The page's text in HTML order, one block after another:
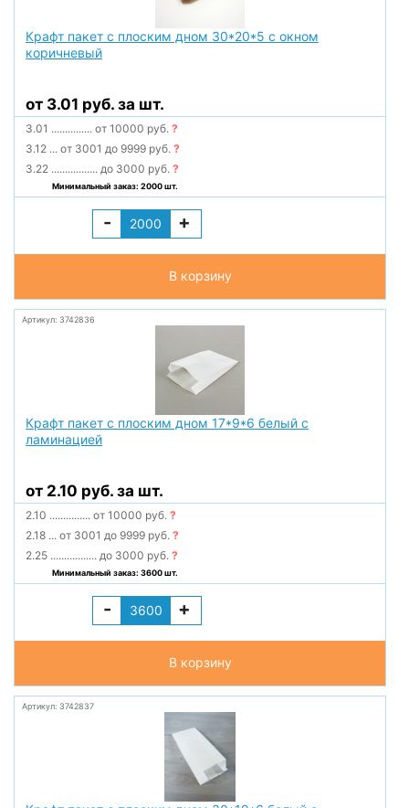
Крафт пакет с плоским дном 30*20*5 с окном
коричневый
от 3.01 руб. за шт.
3.01 ............... от 10000 руб.?
3.12 ... от 3001 до 9999 руб.?
3.22 ................. до 3000 руб.?
Минимальный заказ: 2000 шт.
- +
В корзину
Артикул: 3742836
Крафт пакет с плоским дном 17*9*6 белый с
ламинацией
от 2.10 руб. за шт.
2.10 ............... от 10000 руб.?
2.18 ... от 3001 до 9999 руб.?
2.25 ................. до 3000 руб.?
Минимальный заказ: 3600 шт.
- +
В корзину
Артикул: 3742837